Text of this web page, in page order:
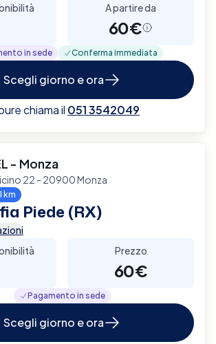
A partire da
60€
in sede Conferma immediata
Scegli giorno e ora
chiama il 051 3542049
- Monza
22 - 20900 Monza
km
Piede (RX)
Prezzo
60€
Pagamento in sede
Scegli giorno e ora